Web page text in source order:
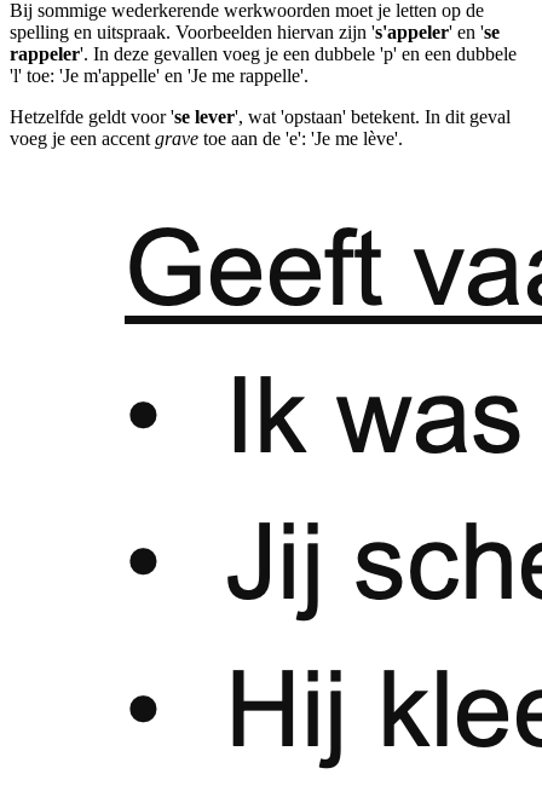
Bij sommige wederkerende werkwoorden moet je letten op de
spelling en uitspraak. Voorbeelden hiervan zijn 's'appeler' en 'se
rappeler'. In deze gevallen voeg je een dubbele 'p' en een dubbele
'l' toe: 'Je m'appelle' en 'Je me rappelle'.
Hetzelfde geldt voor 'se lever', wat 'opstaan' betekent. In dit geval
voeg je een accent grave toe aan de 'e': 'Je me lève'.